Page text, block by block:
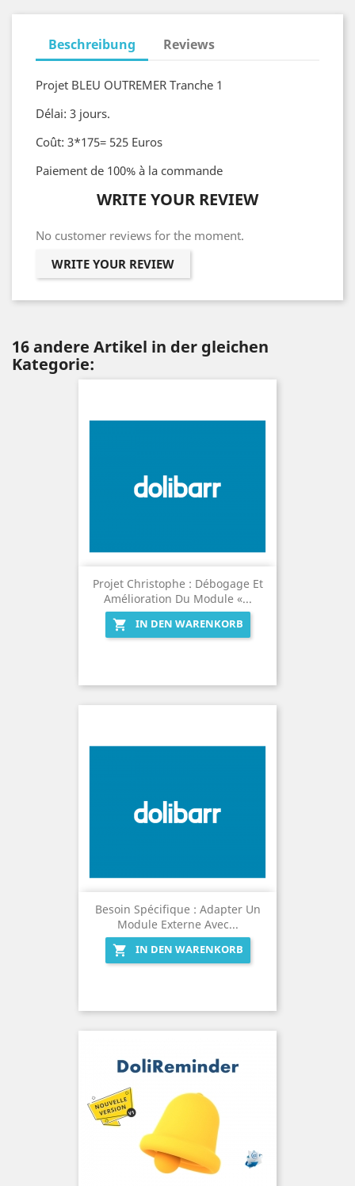
Beschreibung Reviews
Projet BLEU OUTREMER Tranche 1
Délai: 3 jours.
Coût: 3*175= 525 Euros
Paiement de 100% à la commande
WRITE YOUR REVIEW
No customer reviews for the moment.
WRITE YOUR REVIEW
16 andere Artikel in der gleichen
Kategorie:
Projet Christophe : Débogage Et
Amélioration Du Module «...

IN DEN WARENKORB
Besoin Spécifique : Adapter Un
Module Externe Avec...

IN DEN WARENKORB